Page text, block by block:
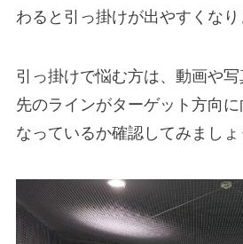
わると引っ掛けが出やすくなり
引っ掛けで悩む方は、動画や
先のラインがターゲット方向
なっているか確認してみましょ